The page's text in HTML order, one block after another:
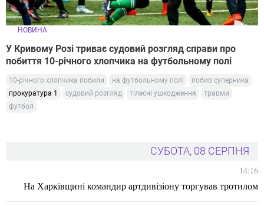
НОВИНА
У Кривому Розі триває судовий розгляд справи про
побиття 10-річного хлопчика на футбольному полі
10-річного хлопчика побили на футбольному полі
побив суперника
прокуратура 1
судовий розгляд тілесні ушкодження
травми
футбол
СУБОТА, 08 СЕРПНЯ
14:16
На Харківщині командир артдивізіону торгував тротилом